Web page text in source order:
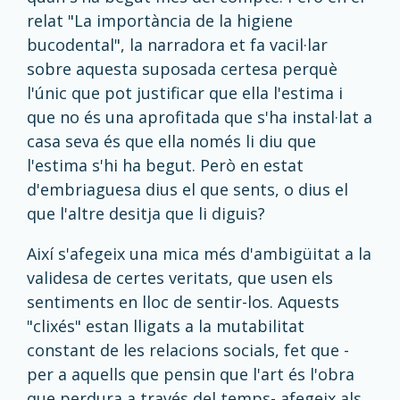
relat "La importància de la higiene
bucodental", la narradora et fa vacil·lar
sobre aquesta suposada certesa perquè
l'únic que pot justificar que ella l'estima i
que no és una aprofitada que s'ha instal·lat a
casa seva és que ella només li diu que
l'estima s'hi ha begut. Però en estat
d'embriaguesa dius el que sents, o dius el
que l'altre desitja que li diguis?
Així s'afegeix una mica més d'ambigüitat a la
validesa de certes veritats, que usen els
sentiments en lloc de sentir-los. Aquests
"clixés" estan lligats a la mutabilitat
constant de les relacions socials, fet que -
per a aquells que pensin que l'art és l'obra